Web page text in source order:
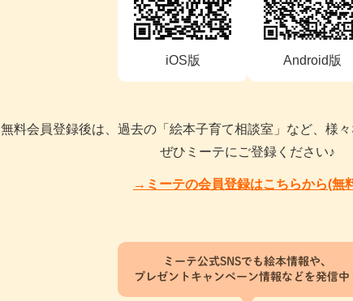
iOS版 Android版
無料会員登録後は、過去の「絵本子育て相談室」など、様々
ぜひミーテにご登録ください♪
→ミーテの会員登録はこちらから(無
ミーテ公式SNSでも絵本情報や、
プレゼントキャンペーン情報などを発信中